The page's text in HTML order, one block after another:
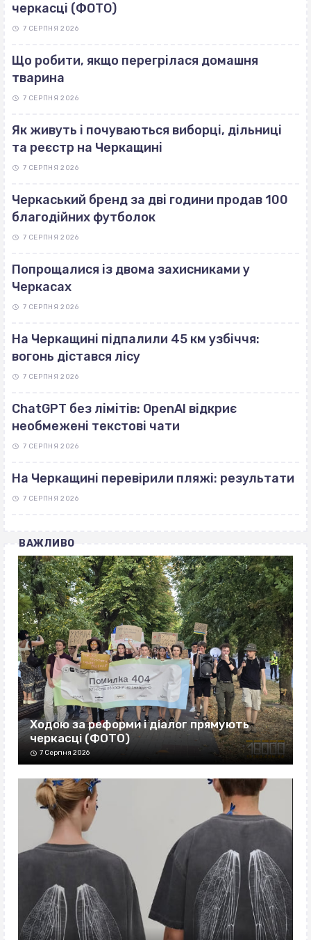
черкасці (ФОТО)
7 СЕРПНЯ 2026
Що робити, якщо перегрілася домашня
тварина
7 СЕРПНЯ 2026
Як живуть і почуваються виборці, дільниці
та реєстр на Черкащині
7 СЕРПНЯ 2026
Черкаський бренд за дві години продав 100
благодійних футболок
7 СЕРПНЯ 2026
Попрощалися із двома захисниками у
Черкасах
7 СЕРПНЯ 2026
На Черкащині підпалили 45 км узбіччя:
вогонь дістався лісу
7 СЕРПНЯ 2026
ChatGPT без лімітів: OpenAI відкриє
необмежені текстові чати
7 СЕРПНЯ 2026
На Черкащині перевірили пляжі: результати
7 СЕРПНЯ 2026
ВАЖЛИВО
Ходою за реформи і діалог прямують
черкасці (ФОТО)
7 Серпня 2026